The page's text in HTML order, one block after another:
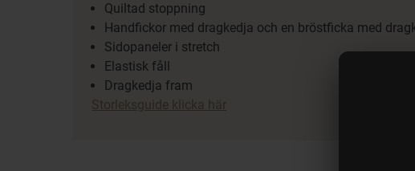
Quiltad stoppning
Handfickor med dragkedja och en bröstficka med
Sidopaneler i stretch
Elastisk fåll
Dragkedja fram
Storleksguide klicka här